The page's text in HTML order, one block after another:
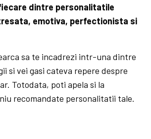
dintre persona­litatile
emotiva, per­fec­tionista si
sa te incadrezi intr-una dintre
si vei gasi cateva repere despre
Totodata, poti apela si la
recomandate personalitatii tale.